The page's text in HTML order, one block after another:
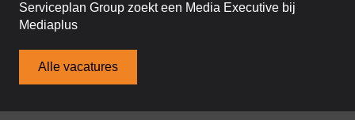
Serviceplan Group zoekt een Media Executive bij
Mediaplus
Alle vacatures